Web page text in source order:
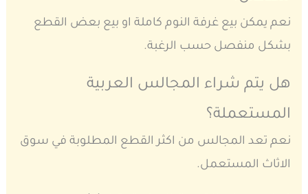
نعم يمكن بيع غرفة النوم كاملة او بيع بعض القطع
بشكل منفصل حسب الرغبة.
هل يتم شراء المجالس العربية
المستعملة؟
نعم تعد المجالس من اكثر القطع المطلوبة في سوق
الاثاث المستعمل.